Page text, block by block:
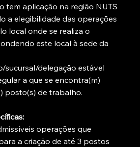
tem aplicação na região NUTS
a elegibilidade das operações
local onde se realiza o
este local à sede da
sucursal/delegação estável
a que se encontra(m)
posto(s) de trabalho.
operações que
a criação de até 3 postos